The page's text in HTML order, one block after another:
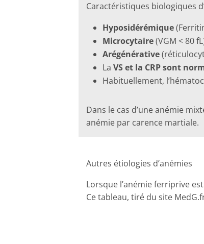
Caractéristiques biologiques
Hyposidérémique
Microcytaire(VGM < 80
Arégénérative
LaVS et la CRP sont
Habituellement,
Dans le cas d’une anémie
anémie par carence martiale.
Autres étiologies d’anémies
Lorsque l’anémie ferriprive
Ce tableau, tiré du site